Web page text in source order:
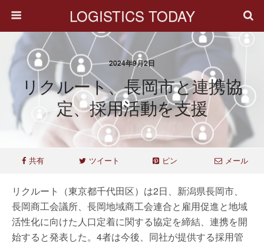
LOGISTICS TODAY
2024年9月2日
リクルート、長岡市と連携協
定、採用活動を支援
共有 ツイート ピン メール
リクルート（東京都千代田区）は2日、新潟県長岡市、
長岡商工会議所、長岡地域商工会連合と雇用促進と地域
活性化に向けた人口定着に関する協定を締結、連携を開
始すると発表した。4者は今後、同社が提供する採用管